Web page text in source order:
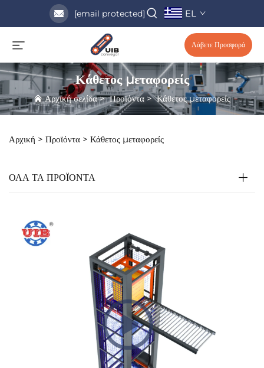
[email protected] EL
Λάβετε Προσφορά
Κάθετος μεταφορείς
Αρχική σελίδα>Προϊόντα >Κάθετος μεταφορείς
Αρχική > Προϊόντα > Κάθετος μεταφορείς
ΟΛΑ ΤΑ ΠΡΟΪΟΝΤΑ